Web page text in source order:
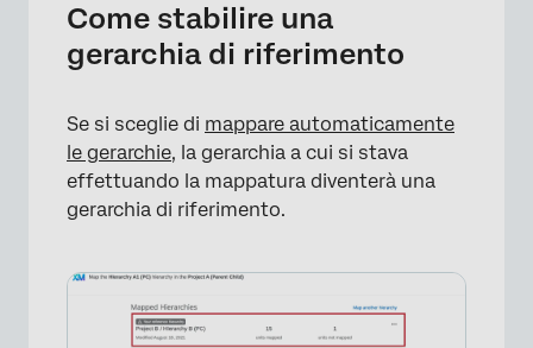
Come stabilire una
gerarchia di riferimento
Se si sceglie di mappare automaticamente
le gerarchie, la gerarchia a cui si stava
effettuando la mappatura diventerà una
gerarchia di riferimento.